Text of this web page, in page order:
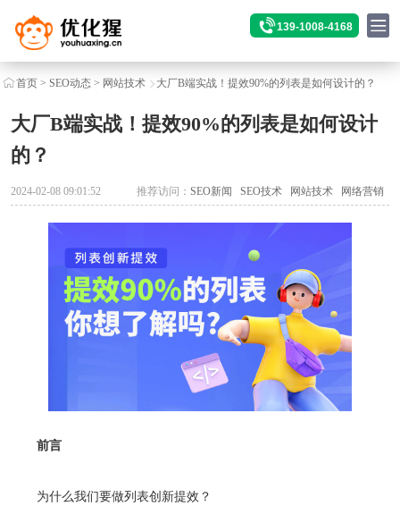
139-1008-4168
首页> SEO动态> 网站技术 大厂B端实战！提效90%的列表是如何设计的？
大厂B端实战！提效90%的列表是如何设计
的？
2024-02-08 09:01:52 推荐访问：SEO新闻 SEO技术 网站技术 网络营销
前言
为什么我们要做列表创新提效？